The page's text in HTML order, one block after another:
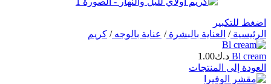
اضغط للتكبير
الرئيسية/ العناية بالبشرة/ عناية بالوجه/ كريم
Bl cream د.ك1.00
العودة إلى المنتجات